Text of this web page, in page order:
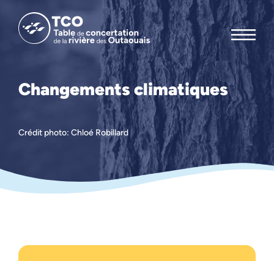
Changements climatiques
Crédit photo: Chloé Robillard